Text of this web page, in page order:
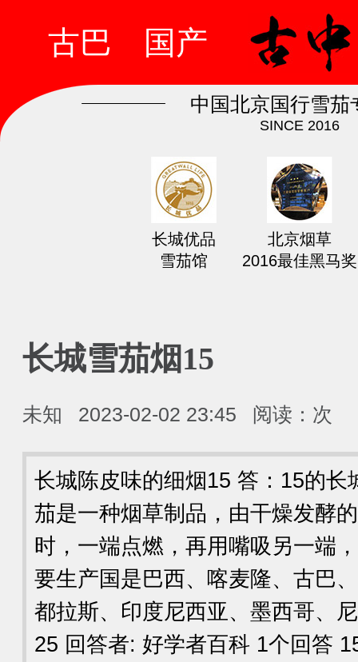
古巴 国产
中国北京国行雪茄
SINCE 2016
长城优品
雪茄馆
北京烟草
2016最佳黑马奖
长城雪茄烟15
未知 2023-02-02 23:45 阅读： 次
长城陈皮味的细烟15 答：15的长
茄是一种烟草制品，由干燥发酵
时，一端点燃，再用嘴吸另一端
要生产国是巴西、喀麦隆、古巴
都拉斯、印度尼西亚、墨西哥、
25 回答者: 好学者百科 1个回答